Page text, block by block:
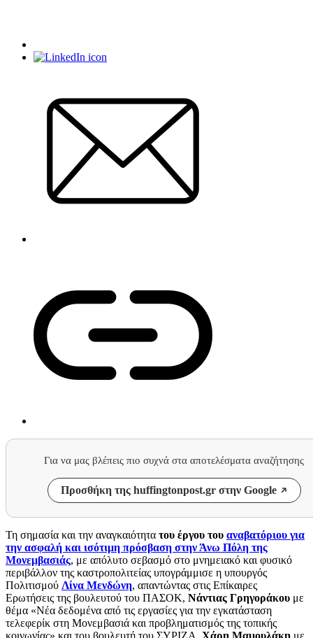
Για να μας βλέπεις πιο συχνά στα αποτελέσματα αναζήτησης
Προσθήκη της huffingtonpost.gr στην Google
Τη σημασία και την αναγκαιότητα του έργου του αναβατόριου για
την ασφαλή και ισότιμη πρόσβαση στην Άνω Πόλη της
Μονεμβασιάς, με απόλυτο σεβασμό στο μνημειακό και φυσικό
περιβάλλον της καστροπολιτείας υπογράμμισε η υπουργός
Πολιτισμού Λίνα Μενδώνη, απαντώντας στις Επίκαιρες
Ερωτήσεις της βουλευτού του ΠΑΣΟΚ, Νάντιας Γρηγοράκου με
θέμα «Νέα δεδομένα από τις εργασίες για την εγκατάσταση
τελεφερίκ στη Μονεμβασιά και προβληματισμός της τοπικής